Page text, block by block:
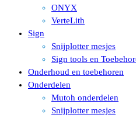
ONYX
VerteLith
Sign
Snijplotter mesjes
Sign tools en
Onderhoud en toebehoren
Onderdelen
Mutoh onderdelen
Snijplotter mesjes